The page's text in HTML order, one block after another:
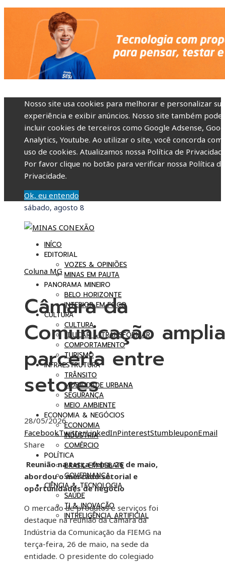
Nosso site usa cookies para melhorar e personalizar sua
experiência e exibir anúncios. Nosso site também pode
incluir cookies de terceiros como Google Adsense,
Analytics, Youtube. Ao utilizar o site, você concorda com
uso de cookies. Atualizamos nossa Política de
Por favor clique no botão para verificar nossa Política de
Privacidade.
Ok, eu entendo
sábado, agosto 8
INÍCO
EDITORIAL
VOZES & OPINIÕES
MINAS EM PAUTA
PANORAMA MINEIRO
BELO HORIZONTE
INTERIOR EM FOCO
CULTURA
CULTURA
EDUCAR & TRANSFORMAR
COMPORTAMENTO
TURISMO
INFRAESTRUTURA
TRÂNSITO
MOBILIDADE URBANA
SEGURANÇA
MEIO AMBIENTE
ECONOMIA & NEGÓCIOS
ECONOMIA
INDÚSTRIA
COMÉRCIO
POLÍTICA
BRASIL EM DEBATE
GOVERNANÇA
CIÊNCIA & TECNOLOGIA
SAÚDE
TI & INOVAÇÃO
INTRELIGÊNCIA ARTIFICIAL
Coluna MG
Câmara da
Comunicação amplia
parceria entre
setores
28/05/2026
FacebookTwitterLinkedInPinterestStumbleuponEmail
Share
Reunião na terça-feira, 26 de maio,
abordou o mercado setorial e
oportunidades de negócio
O mercado de produtos e serviços foi
destaque na reunião da Câmara da
Indústria da Comunicação da FIEMG na
terça-feira, 26 de maio, na sede da
entidade. O presidente do colegiado